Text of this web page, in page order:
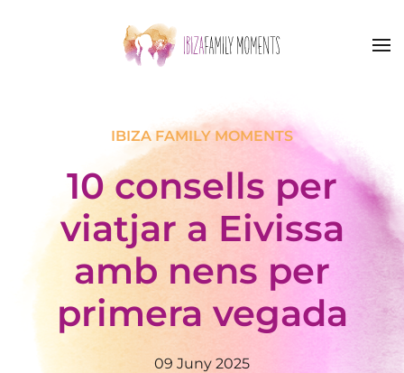
Skip to main content
IBIZA FAMILY MOMENTS
10 consells per
viatjar a Eivissa
amb nens per
primera vegada
09 Juny 2025